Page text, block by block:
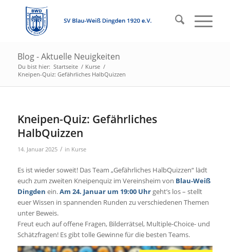
Blog - Aktuelle Neuigkeiten
Du bist hier: Startseite / Kurse /
Kneipen-Quiz: Gefährliches HalbQuizzen
Kneipen-Quiz: Gefährliches
HalbQuizzen
14. Januar 2025 / in Kurse
Es ist wieder soweit! Das Team „Gefährliches HalbQuizzen“ lädt
euch zum zweiten Kneipenquiz im Vereinsheim von Blau-Weiß
Dingden ein.Am 24. Januar um 19:00 Uhrgeht’s los – stellt
euer Wissen in spannenden Runden zu verschiedenen Themen
unter Beweis.
Freut euch auf offene Fragen, Bilderrätsel, Multiple-Choice- und
Schätzfragen! Es gibt tolle Gewinne für die besten Teams.